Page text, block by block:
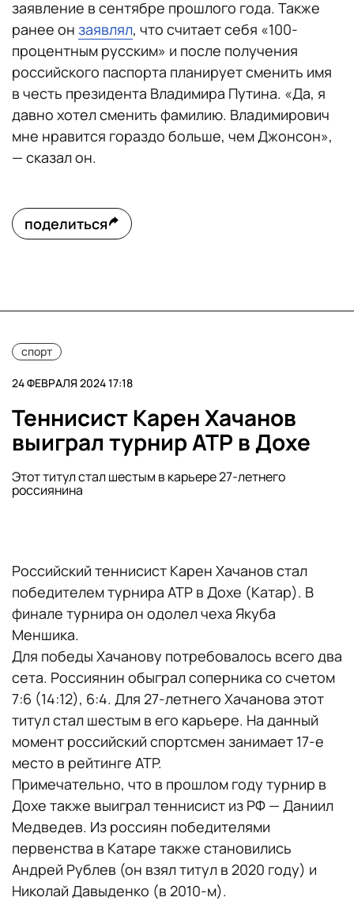
заявление в сентябре прошлого года. Также
ранее он заявлял, что считает себя «100-
процентным русским» и после получения
российского паспорта планирует сменить имя
в честь президента Владимира Путина. «Да, я
давно хотел сменить фамилию. Владимирович
мне нравится гораздо больше, чем Джонсон»,
— сказал он.
поделиться
спорт
24 ФЕВРАЛЯ 2024 17:18
Теннисист Карен Хачанов
выиграл турнир ATP в Дохе
Этот титул стал шестым в карьере 27-летнего
россиянина
Российский теннисист Карен Хачанов стал
победителем турнира ATP в Дохе (Катар). В
финале турнира он одолел чеха Якуба
Меншика.
Для победы Хачанову потребовалось всего два
сета. Россиянин обыграл соперника со счетом
7:6 (14:12), 6:4. Для 27-летнего Хачанова этот
титул стал шестым в его карьере. На данный
момент российский спортсмен занимает 17-е
место в рейтинге ATP.
Примечательно, что в прошлом году турнир в
Дохе также выиграл теннисист из РФ — Даниил
Медведев. Из россиян победителями
первенства в Катаре также становились
Андрей Рублев (он взял титул в 2020 году) и
Николай Давыденко (в 2010-м).